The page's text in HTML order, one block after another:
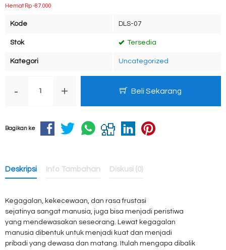
Hemat Rp -87.000
Kode DLS-07
Stok Tersedia
Kategori Uncategorized
- + Beli Sekarang
Bagikan ke
Deskripsi Info Tambahan Diskusi (0)
Kegagalan, kekecewaan, dan rasa frustasi
sejatinya sangat manusia, juga bisa menjadi peristiwa
yang mendewasakan seseorang. Lewat kegagalan
manusia dibentuk untuk menjadi kuat dan menjadi
pribadi yang dewasa dan matang. Itulah mengapa dibalik